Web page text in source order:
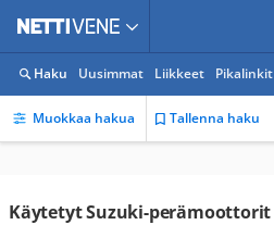
Haku Uusimmat Liikkeet Pikalinkit
Muokkaa hakua Tallenna haku
Käytetyt Suzuki-perämoottorit